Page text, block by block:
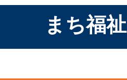
まち福